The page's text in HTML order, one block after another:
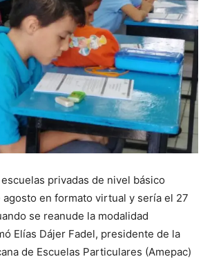
privadas de nivel básico
en formato virtual y sería el 27
se reanude la modalidad
Elías Dájer Fadel, presidente de la
de Escuelas Particulares (Amepac)